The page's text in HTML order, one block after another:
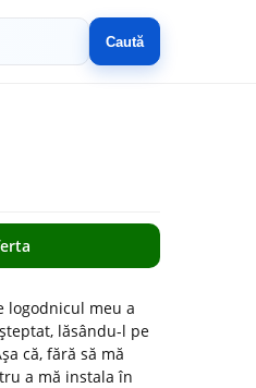
Caută
logodnicul meu a
lăsându-l pe
că, fără să mă
a mă instala în